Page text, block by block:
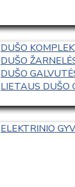
DUŠO
DUŠO
DUŠO
LIETAUS DUŠO
ELEKTRINIO